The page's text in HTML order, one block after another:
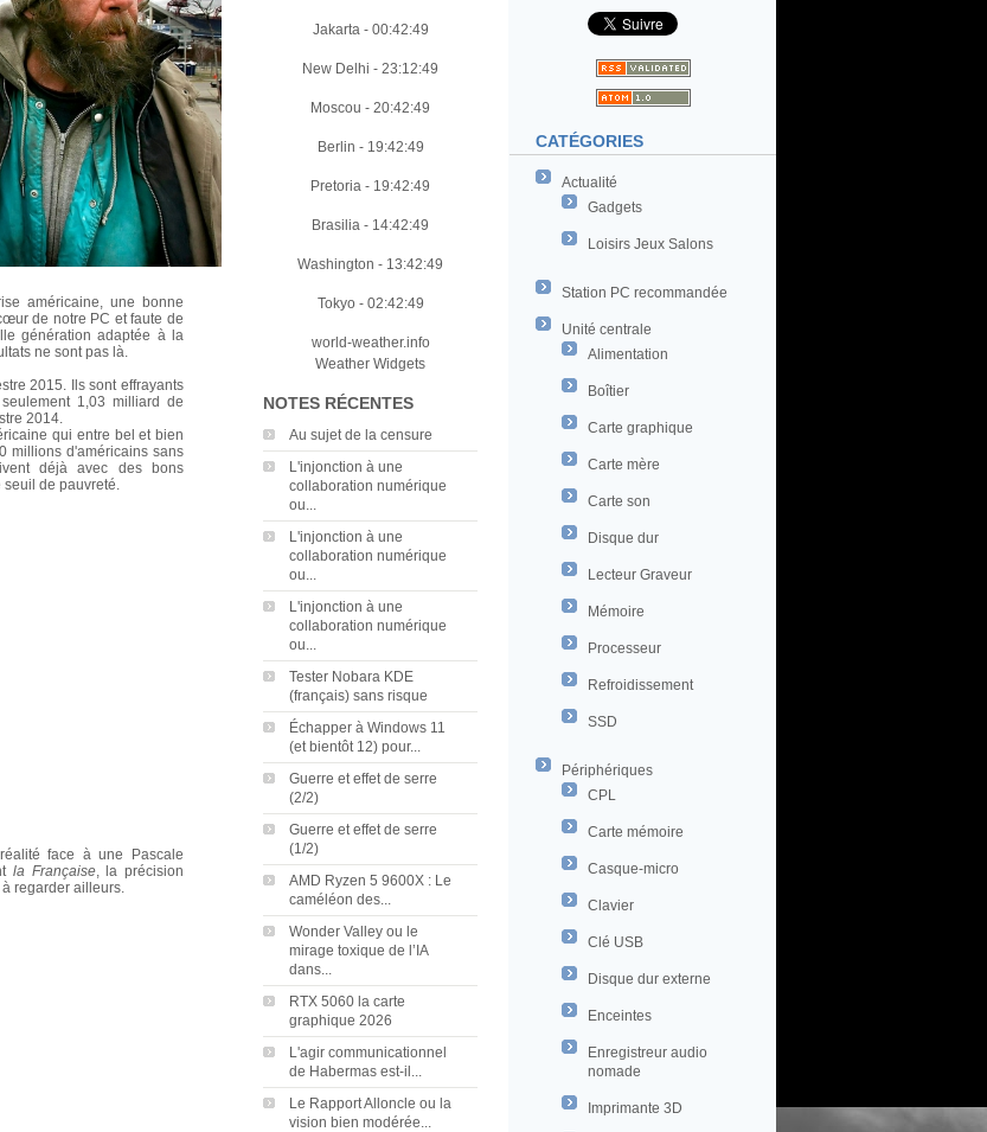
CATÉGORIES
Actualité
Gadgets
Loisirs Jeux Salons
Station PC recommandée
Unité centrale
Alimentation
Boîtier
Carte graphique
Carte mère
Carte son
Disque dur
Lecteur Graveur
Mémoire
Processeur
Refroidissement
SSD
Périphériques
CPL
Carte mémoire
Casque-micro
Clavier
Clé USB
Disque dur externe
Enceintes
Enregistreur audio
nomade
Imprimante 3D
Jakarta- 00:42:50
New Delhi - 23:12:50
Moscou - 20:42:50
Berlin - 19:42:50
Pretoria - 19:42:50
Brasilia - 14:42:50
Washington - 13:42:50
Tokyo - 02:42:50
world-weather.info
Weather Widgets
NOTES RÉCENTES
Au sujet de la censure
L'injonction à une
collaboration numérique
ou...
L'injonction à une
collaboration numérique
ou...
L'injonction à une
collaboration numérique
ou...
Tester Nobara KDE
(français) sans risque
Échapper à Windows 11
(et bientôt 12) pour...
Guerre et effet de serre
(2/2)
Guerre et effet de serre
(1/2)
AMD Ryzen 5 9600X : Le
caméléon des...
Wonder Valley ou le
mirage toxique de l’IA
dans...
RTX 5060 la carte
graphique 2026
L'agir communicationnel
de Habermas est-il...
Le Rapport Alloncle ou la
vision bien modérée...
américaine, une bonne
de notre PC et faute de
génération adaptée à la
ne sont pas là.
2015. Ils sont effrayants
1,03 milliard de
2014.
qui entre bel et bien
millions d'américains sans
déjà avec des bons
de pauvreté.
face à une Pascale
la Française, la précision
regarder ailleurs.